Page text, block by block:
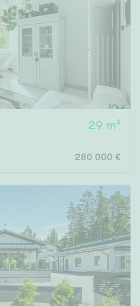
29 m²
280 000 €